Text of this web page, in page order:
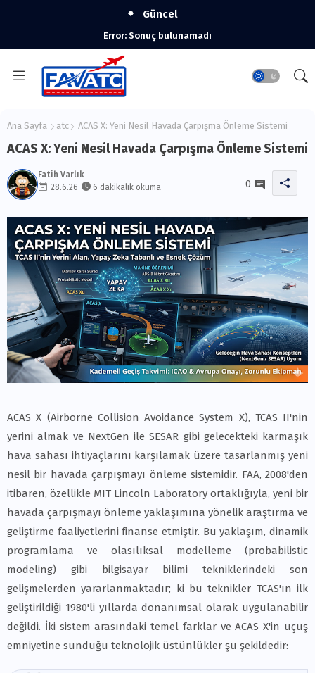
Güncel
Error: Sonuç bulunamadı
Ana Sayfa atc ACAS X: Yeni Nesil Havada Çarpışma Önleme Sistemi
ACAS X: Yeni Nesil Havada Çarpışma Önleme Sistemi
Fatih Varlık
28.6.26
6 dakikalık okuma 0
ACAS X (Airborne Collision Avoidance System X), TCAS II'nin
yerini almak ve NextGen ile SESAR gibi gelecekteki karmaşık
hava sahası ihtiyaçlarını karşılamak üzere tasarlanmış yeni
nesil bir havada çarpışmayı önleme sistemidir. FAA, 2008'den
itibaren, özellikle MIT Lincoln Laboratory ortaklığıyla, yeni bir
havada çarpışmayı önleme yaklaşımına yönelik araştırma ve
geliştirme faaliyetlerini finanse etmiştir. Bu yaklaşım, dinamik
programlama ve olasılıksal modelleme (probabilistic
modeling) gibi bilgisayar bilimi tekniklerindeki son
gelişmelerden yararlanmaktadır; ki bu teknikler TCAS'ın ilk
geliştirildiği 1980'li yıllarda donanımsal olarak uygulanabilir
değildi. İki sistem arasındaki temel farklar ve ACAS X'in uçuş
emniyetine sunduğu teknolojik üstünlükler şu şekildedir: